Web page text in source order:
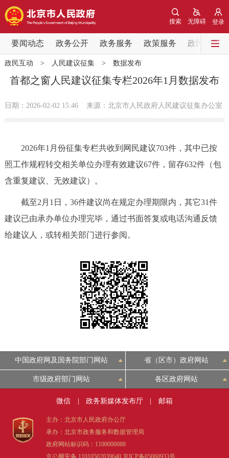
登录
无障碍
搜索
要闻动态 政务公开 政务服务 政策服务 政民互动
要闻动态
党中央精神 国务院信息
政务公开
市领导
决策公开 专题公开
法人服务
利企服务
中介服务 阳光政务
政民互动
12345网上接诉即办 我要咨询
参与调查 在线访谈
政民互动 > 人民建议征集> 数据发布
首都之窗人民建议征集专栏2026年1月数据发布
日期：2026-02-02 15:46 来源：北京市人民政府人民建议征集办公室
2026年1月份征集专栏共收到网民建议703件，其中已按
照工作规程转交相关单位办理有效建议67件，留存632件（包
含重复建议、无效建议）。
截至2月1日，36件建议尚在规定办理期限内，其它31件
建议已由承办单位办理完毕，通过书面答复或电话沟通反馈
给建议人，或转相关部门进行参阅。
中国政府网及国务院部门网站 省（区市）政府网站
市级政府部门网站 各区政府网站
微信 政务新媒体发布厅 邮箱
主办：北京市人民政府办公厅
承办：北京市政务服务和数据管理局
政府网站标识码：1100000088
京公网安备 11010502039640 京ICP备05060933号